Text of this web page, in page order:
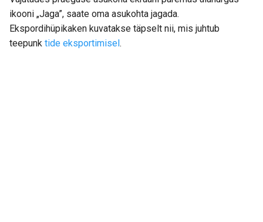
ikooni „Jaga”, saate oma asukohta jagada.
Ekspordihüpikaken kuvatakse täpselt nii, mis juhtub
teepunk tide eksportimisel.